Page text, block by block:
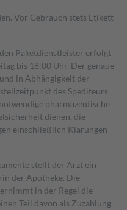
Vor Gebrauch stets Etikett
Paketdienstleister erfolgt
bis 18:00 Uhr. Der genaue
in Abhängigkeit der
des Spediteurs
pharmazeutische
dienen, die
einschließlich Klärungen
stellt der Arzt ein
in der Apotheke. Die
in der Regel die
Teil davon als Zuzahlung